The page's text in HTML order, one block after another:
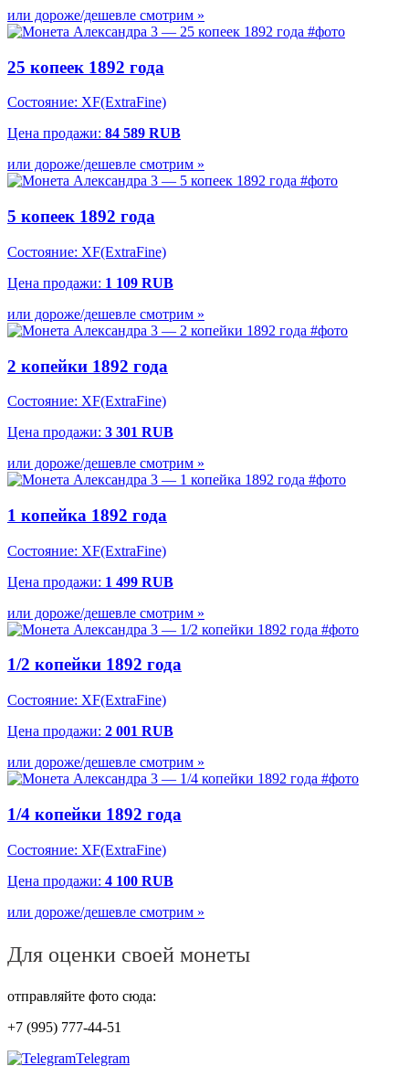
или дороже/дешевле смотрим »
25 копеек 1892 года
Состояние: XF(ExtraFine)
Цена продажи: 84 589 RUB
или дороже/дешевле смотрим »
5 копеек 1892 года
Состояние: XF(ExtraFine)
Цена продажи: 1 109 RUB
или дороже/дешевле смотрим »
2 копейки 1892 года
Состояние: XF(ExtraFine)
Цена продажи: 3 301 RUB
или дороже/дешевле смотрим »
1 копейка 1892 года
Состояние: XF(ExtraFine)
Цена продажи: 1 499 RUB
или дороже/дешевле смотрим »
1/2 копейки 1892 года
Состояние: XF(ExtraFine)
Цена продажи: 2 001 RUB
или дороже/дешевле смотрим »
1/4 копейки 1892 года
Состояние: XF(ExtraFine)
Цена продажи: 4 100 RUB
или дороже/дешевле смотрим »
Для оценки своей монеты
отправляйте фото сюда:
+7 (995) 777-44-51
Telegram